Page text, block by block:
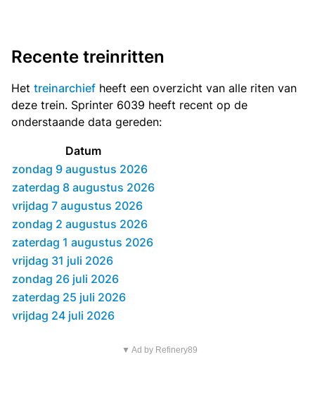
Recente treinritten
Het treinarchief heeft een overzicht van alle riten van
deze trein. Sprinter 6039 heeft recent op de
onderstaande data gereden:
Datum
zondag 9 augustus 2026
zaterdag 8 augustus 2026
vrijdag 7 augustus 2026
zondag 2 augustus 2026
zaterdag 1 augustus 2026
vrijdag 31 juli 2026
zondag 26 juli 2026
zaterdag 25 juli 2026
vrijdag 24 juli 2026
▼ Ad by Refinery89